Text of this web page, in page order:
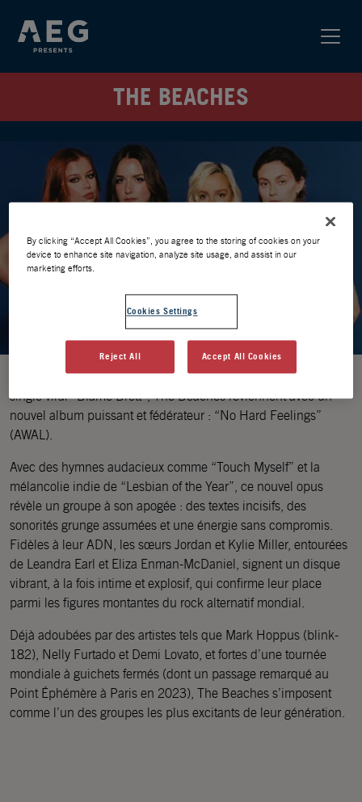
THE BEACHES
Après le succès international de “Blame My Ex” et de son
single viral “Blame Brett”, The Beaches reviennent avec un
nouvel album puissant et fédérateur : “No Hard Feelings”
(AWAL).
Avec des hymnes audacieux comme “Touch Myself” et la
mélancolie indie de “Lesbian of the Year”, ce nouvel opus
révèle un groupe à son apogée : des textes incisifs, des
sonorités grunge assumées et une énergie sans compromis.
Fidèles à leur ADN, les sœurs Jordan et Kylie Miller, entourées
de Leandra Earl et Eliza Enman-McDaniel, signent un disque
vibrant, à la fois intime et explosif, qui confirme leur place
parmi les figures montantes du rock alternatif mondial.
Déjà adoubées par des artistes tels que Mark Hoppus (blink-
182), Nelly Furtado et Demi Lovato, et fortes d’une tournée
mondiale à guichets fermés (dont un passage remarqué au
Point Éphémère à Paris en 2023), The Beaches s’imposent
comme l’un des groupes les plus excitants de leur génération.
By clicking “Accept All Cookies”, you agree to the storing of cookies on your
device to enhance site navigation, analyze site usage, and assist in our
marketing efforts.
Cookies Settings
Reject All Accept All Cookies